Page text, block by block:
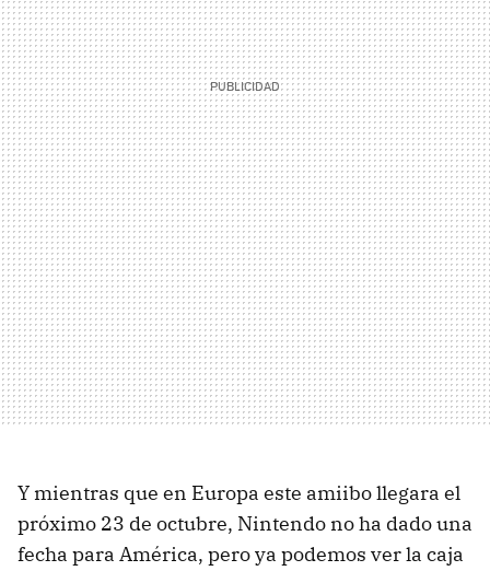
Y mientras que en Europa este amiibo llegara el
próximo 23 de octubre, Nintendo no ha dado una
fecha para América, pero ya podemos ver la caja